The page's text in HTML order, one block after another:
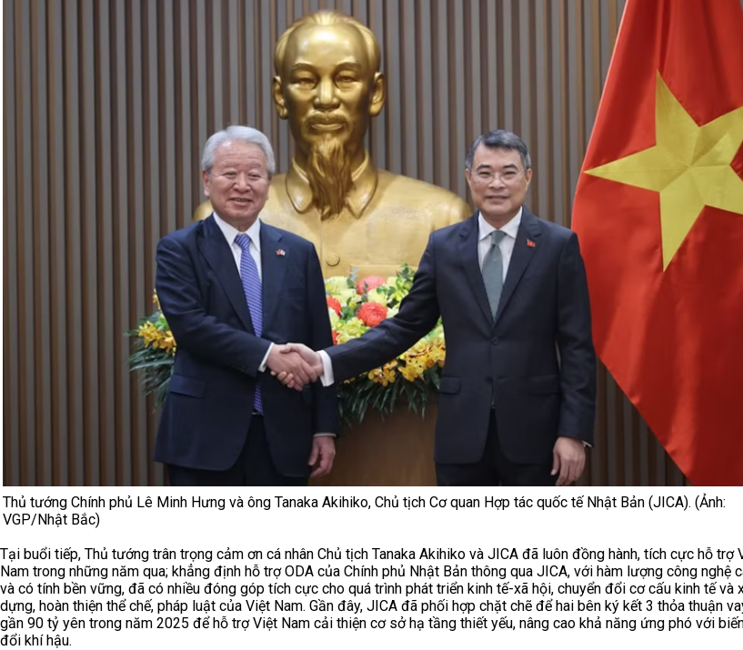
Thủ tướng Chính phủ Lê Minh Hưng và ông Tanaka Akihiko, Chủ tịch Cơ quan Hợp tác quốc tế Nhật Bản (JICA). (Ảnh:
VGP/Nhật Bắc)
Tại buổi tiếp, Thủ tướng trân trọng cảm ơn cá nhân Chủ tịch Tanaka Akihiko và JICA đã luôn đồng hành, tích cực hỗ trợ
Nam trong những năm qua; khẳng định hỗ trợ ODA của Chính phủ Nhật Bản thông qua JICA, với hàm lượng công nghệ
và có tính bền vững, đã có nhiều đóng góp tích cực cho quá trình phát triển kinh tế-xã hội, chuyển đổi cơ cấu kinh tế và
dựng, hoàn thiện thể chế, pháp luật của Việt Nam. Gần đây, JICA đã phối hợp chặt chẽ để hai bên ký kết 3 thỏa thuận
gần 90 tỷ yên trong năm 2025 để hỗ trợ Việt Nam cải thiện cơ sở hạ tầng thiết yếu, nâng cao khả năng ứng phó với
đổi khí hậu.